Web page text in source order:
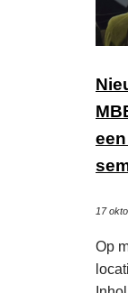
17
Op